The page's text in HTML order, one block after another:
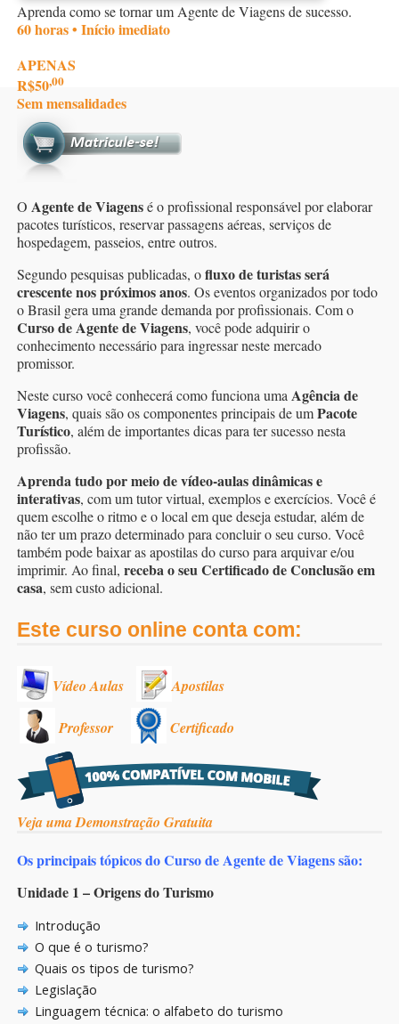
Aprenda como se tornar um Agente de Viagens de sucesso.
60 horas • Início imediato
APENAS
R$50,00
Sem mensalidades
O Agente de Viagensé o profissional responsável por elaborar
pacotes turísticos, reservar passagens aéreas, serviços de
hospedagem, passeios, entre outros.
Segundo pesquisas publicadas, ofluxo de turistas será
crescente nos próximos anos. Os eventos organizados por todo
o Brasil gera uma grande demanda por profissionais. Com o
Curso de Agente de Viagens, você pode adquirir o
conhecimento necessário para ingressar neste mercado
promissor.
Neste curso você conhecerá como funciona uma Agência de
Viagens, quais são os componentes principais de umPacote
Turístico, além de importantes dicas para ter sucesso nesta
profissão.
Aprenda tudo por meio de vídeo-aulas dinâmicas e
interativas, com um tutor virtual, exemplos e exercícios. Você é
quem escolhe o ritmo e o local em que deseja estudar, além de
não ter um prazo determinado para concluir o seu curso. Você
também pode baixar as apostilas do curso para arquivar e/ou
imprimir. Ao final, receba o seu Certificado de Conclusão em
casa, sem custo adicional.
Este curso online conta com:
Vídeo Aulas Apostilas
Professor Certificado
Veja uma Demonstração Gratuita
Os principais tópicos do Curso de Agente de Viagens são:
Unidade 1 – Origens do Turismo
Introdução
O que é o turismo?
Quais os tipos de turismo?
Legislação
Linguagem técnica: o alfabeto do turismo